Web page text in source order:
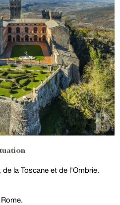
la Toscane et de l'Ombrie.